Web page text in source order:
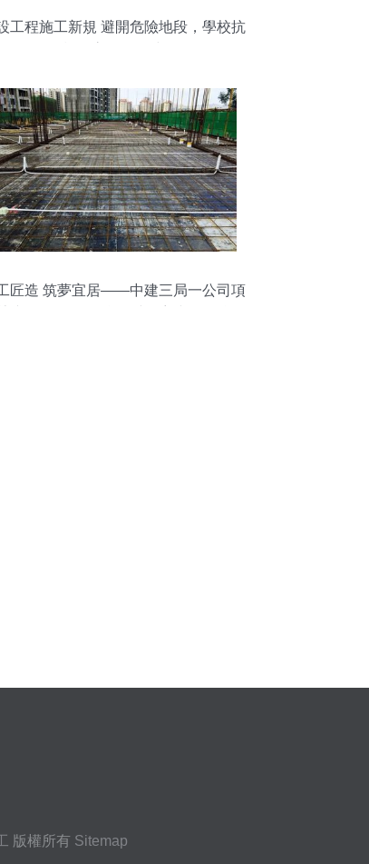
工程施工新規 避開危險地段，學校抗
匠造 筑夢宜居——中建三局一公司項
版權所有 Sitemap